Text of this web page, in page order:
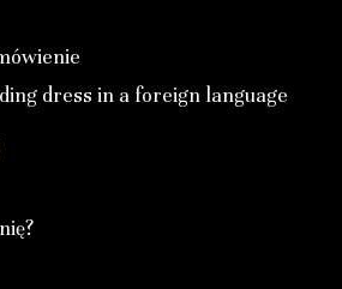
dress in a foreign language